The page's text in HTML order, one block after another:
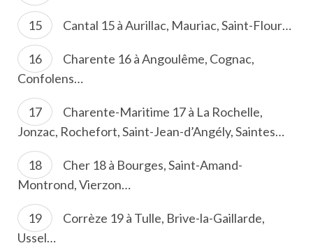
Cantal 15 à Aurillac, Mauriac, Saint-Flour…
Charente 16 à Angoulême, Cognac,
Confolens…
Charente-Maritime 17 à La Rochelle,
Jonzac, Rochefort, Saint-Jean-d’Angély, Saintes…
Cher 18 à Bourges, Saint-Amand-
Montrond, Vierzon…
Corrèze 19 à Tulle, Brive-la-Gaillarde,
Ussel…